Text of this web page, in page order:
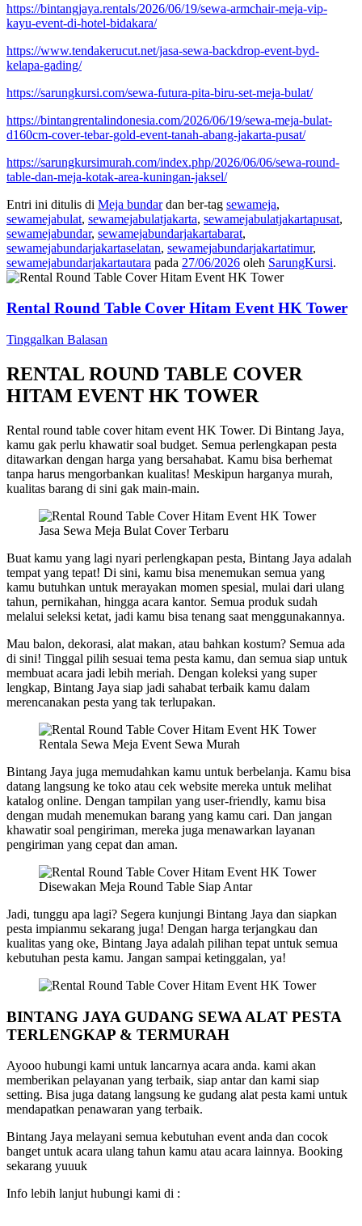
https://bintangjaya.rentals/2026/06/19/sewa-armchair-meja-vip-
kayu-event-di-hotel-bidakara/
https://www.tendakerucut.net/jasa-sewa-backdrop-event-byd-
kelapa-gading/
https://sarungkursi.com/sewa-futura-pita-biru-set-meja-bulat/
https://bintangrentalindonesia.com/2026/06/19/sewa-meja-bulat-
d160cm-cover-tebar-gold-event-tanah-abang-jakarta-pusat/
https://sarungkursimurah.com/index.php/2026/06/06/sewa-round-
table-dan-meja-kotak-area-kuningan-jaksel/
Entri ini ditulis di Meja bundardan ber-tag sewameja,
sewamejabulat, sewamejabulatjakarta, sewamejabulatjakartapusat,
sewamejabundar, sewamejabundarjakartabarat,
sewamejabundarjakartaselatan, sewamejabundarjakartatimur,
sewamejabundarjakartautara pada 27/06/2026 oleh SarungKursi.
Rental Round Table Cover Hitam Event HK Tower
Tinggalkan Balasan
RENTAL ROUND TABLE COVER
HITAM EVENT HK TOWER
Rental round table cover hitam event HK Tower. Di Bintang Jaya,
kamu gak perlu khawatir soal budget. Semua perlengkapan pesta
ditawarkan dengan harga yang bersahabat. Kamu bisa berhemat
tanpa harus mengorbankan kualitas! Meskipun harganya murah,
kualitas barang di sini gak main-main.
Jasa Sewa Meja Bulat Cover Terbaru
Buat kamu yang lagi nyari perlengkapan pesta, Bintang Jaya adalah
tempat yang tepat! Di sini, kamu bisa menemukan semua yang
kamu butuhkan untuk merayakan momen spesial, mulai dari ulang
tahun, pernikahan, hingga acara kantor. Semua produk sudah
melalui seleksi ketat, jadi kamu bisa tenang saat menggunakannya.
Mau balon, dekorasi, alat makan, atau bahkan kostum? Semua ada
di sini! Tinggal pilih sesuai tema pesta kamu, dan semua siap untuk
membuat acara jadi lebih meriah. Dengan koleksi yang super
lengkap, Bintang Jaya siap jadi sahabat terbaik kamu dalam
merencanakan pesta yang tak terlupakan.
Rentala Sewa Meja Event Sewa Murah
Bintang Jaya juga memudahkan kamu untuk berbelanja. Kamu bisa
datang langsung ke toko atau cek website mereka untuk melihat
katalog online. Dengan tampilan yang user-friendly, kamu bisa
dengan mudah menemukan barang yang kamu cari. Dan jangan
khawatir soal pengiriman, mereka juga menawarkan layanan
pengiriman yang cepat dan aman.
Disewakan Meja Round Table Siap Antar
Jadi, tunggu apa lagi? Segera kunjungi Bintang Jaya dan siapkan
pesta impianmu sekarang juga! Dengan harga terjangkau dan
kualitas yang oke, Bintang Jaya adalah pilihan tepat untuk semua
kebutuhan pesta kamu. Jangan sampai ketinggalan, ya!
BINTANG JAYA GUDANG SEWA ALAT PESTA
TERLENGKAP & TERMURAH
Ayooo hubungi kami untuk lancarnya acara anda. kami akan
memberikan pelayanan yang terbaik, siap antar dan kami siap
setting. Bisa juga datang langsung ke gudang alat pesta kami untuk
mendapatkan penawaran yang terbaik.
Bintang Jaya melayani semua kebutuhan event anda dan cocok
banget untuk acara ulang tahun kamu atau acara lainnya. Booking
sekarang yuuuk
Info lebih lanjut hubungi kami di :